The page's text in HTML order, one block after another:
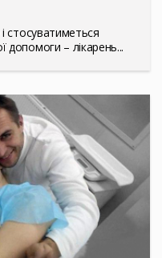
стосуватиметься
допомоги – лікарень...